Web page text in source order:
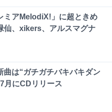
ミアMelodiX!」に超ときめ
仙、xikers、アルスマグナ
曲は“ガチガチバキバキダン
月にCDリリース